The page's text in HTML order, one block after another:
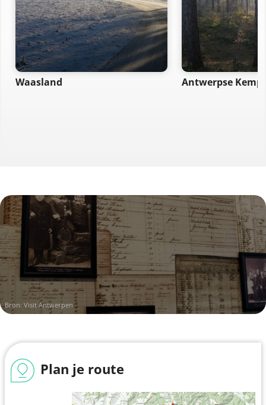
Waasland Antwerpse
Bron: Visit Antwerpen
Plan je route